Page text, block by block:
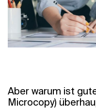
Aber warum ist
Microcopy)